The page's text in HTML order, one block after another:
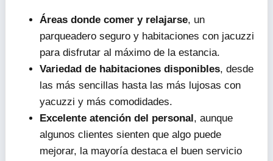
Áreas donde comer y relajarse, un
parqueadero seguro y habitaciones con jacuzzi
para disfrutar al máximo de la estancia.
Variedad de habitaciones disponibles, desde
las más sencillas hasta las más lujosas con
yacuzzi y más comodidades.
Excelente atención del personal, aunque
algunos clientes sienten que algo puede
mejorar, la mayoría destaca el buen servicio